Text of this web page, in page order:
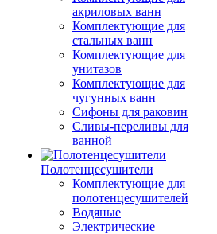
акриловых ванн
Комплектующие для
стальных ванн
Комплектующие для
унитазов
Комплектующие для
чугунных ванн
Сифоны для раковин
Сливы-переливы для
ванной
Полотенцесушители
Комплектующие для
полотенцесушителей
Водяные
Электрические